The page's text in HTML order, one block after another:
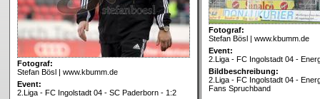
Fotograf:
Stefan Bösl | www.kbumm.de
Event:
2.Liga - FC Ingolstadt 04 - SC Paderborn - 1:2
Fotograf:
Stefan Bösl | www.kbumm.de
Event:
2.Liga - FC Ingolstadt 04 -
Bildbeschreibung:
2.Liga - FC Ingolstadt 04 -
Fans Spruchband